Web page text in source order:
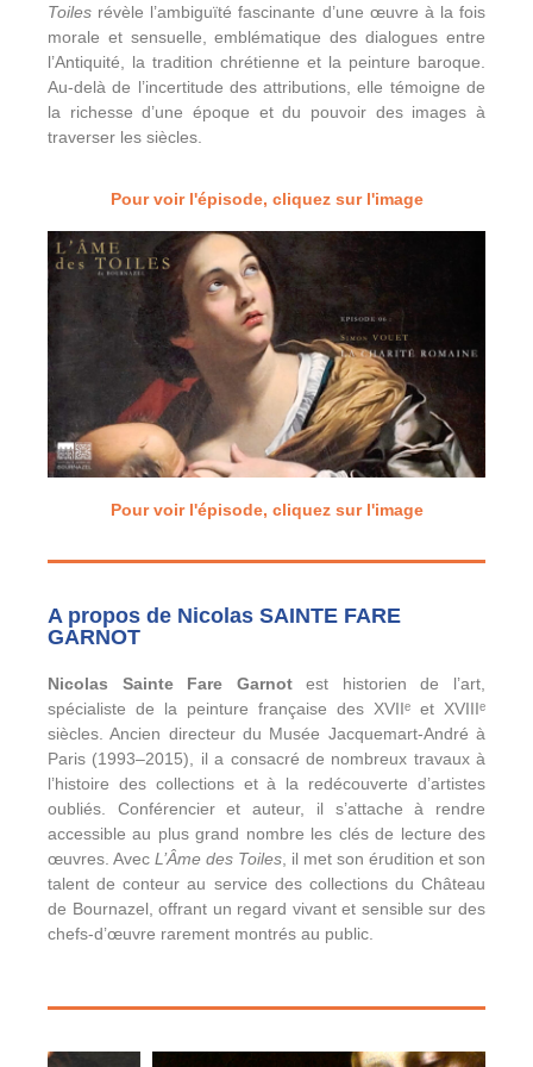
Toiles révèle l’ambiguïté fascinante d’une œuvre à la fois
morale et sensuelle, emblématique des dialogues entre
l’Antiquité, la tradition chrétienne et la peinture baroque.
Au-delà de l’incertitude des attributions, elle témoigne de
la richesse d’une époque et du pouvoir des images à
traverser les siècles.
Pour voir l'épisode, cliquez sur l'image
Pour voir l'épisode, cliquez sur l'image
A propos de Nicolas SAINTE FARE
GARNOT
Nicolas Sainte Fare Garnotest historien de l’art,
spécialiste de la peinture française des XVIIᵉ et XVIIIᵉ
siècles. Ancien directeur du Musée Jacquemart-André à
Paris (1993–2015), il a consacré de nombreux travaux à
l’histoire des collections et à la redécouverte d’artistes
oubliés. Conférencier et auteur, il s’attache à rendre
accessible au plus grand nombre les clés de lecture des
œuvres. Avec L’Âme des Toiles, il met son érudition et son
talent de conteur au service des collections du Château
de Bournazel, offrant un regard vivant et sensible sur des
chefs-d’œuvre rarement montrés au public.